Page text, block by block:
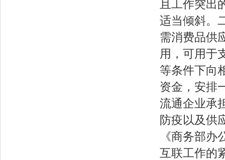
且工作突出
适当倾斜。
需消费品供
用，可用于
等条件下向
资金，安排
流通企业承
防疫以及供
《商务部
互联工作的